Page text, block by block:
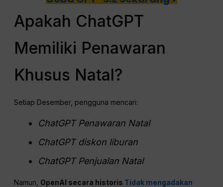
Apakah ChatGPT
Memiliki Penawaran
Khusus Natal?
Setiap Desember, pengguna mencari:
ChatGPTPenawaran Natal
ChatGPTdiskon liburan
ChatGPTPenjualan Natal
Namun, OpenAI secara historis Tidak mengadakan